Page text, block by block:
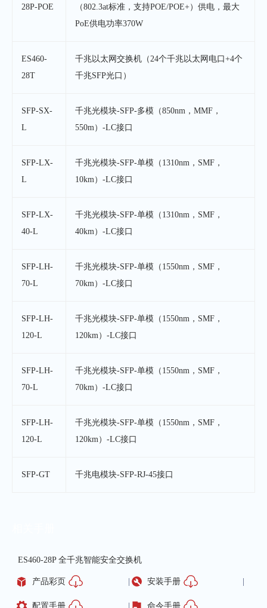
28P-POE
（802.3at标准，支持POE/POE+）供电，最大
PoE供电功率370W
ES460-
28T
千兆以太网交换机（24个千兆以太网电口+4个
千兆SFP光口）
SFP-SX-
L
千兆光模块-SFP-多模（850nm，MMF，
550m）-LC接口
SFP-LX-
L
千兆光模块-SFP-单模（1310nm，SMF，
10km）-LC接口
SFP-LX-
40-L
千兆光模块-SFP-单模（1310nm，SMF，
40km）-LC接口
SFP-LH-
70-L
千兆光模块-SFP-单模（1550nm，SMF，
70km）-LC接口
SFP-LH-
120-L
千兆光模块-SFP-单模（1550nm，SMF，
120km）-LC接口
SFP-LH-
70-L
千兆光模块-SFP-单模（1550nm，SMF，
70km）-LC接口
SFP-LH-
120-L
千兆光模块-SFP-单模（1550nm，SMF，
120km）-LC接口
SFP-GT 千兆电模块-SFP-RJ-45接口
ES460-28P 全千兆智能安全交换机
产品彩页 安装手册
配置手册 命令手册